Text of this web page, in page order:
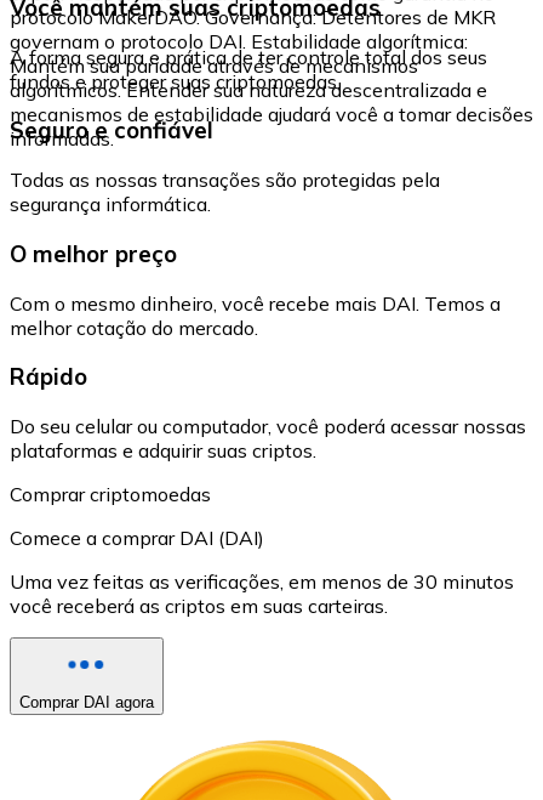
protocolo MakerDAO. Governança: Detentores de MKR
governam o protocolo DAI. Estabilidade algorítmica:
Mantém sua paridade através de mecanismos
algorítmicos. Entender sua natureza descentralizada e
mecanismos de estabilidade ajudará você a tomar decisões
informadas.
Você mantém suas criptomoedas
A forma segura e prática de ter controle total dos seus
fundos e proteger suas criptomoedas.
Seguro e confiável
Todas as nossas transações são protegidas pela
segurança informática.
O melhor preço
Com o mesmo dinheiro, você recebe mais DAI. Temos a
melhor cotação do mercado.
Rápido
Do seu celular ou computador, você poderá acessar nossas
plataformas e adquirir suas criptos.
Comprar criptomoedas
Comece a comprar DAI (DAI)
Uma vez feitas as verificações, em menos de 30 minutos
você receberá as criptos em suas carteiras.
Comprar DAI agora